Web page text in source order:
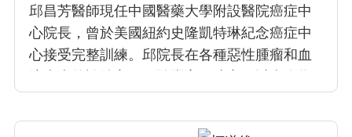
邱昌芳醫師現任中國醫藥大學附設醫院癌症中
心院長，曾於美國紐約史隆凱特琳紀念癌症中
心接受完整訓練。邱院長在各種惡性腫瘤和血
十幾種主要癌症，並建構了完善的造血幹細胞